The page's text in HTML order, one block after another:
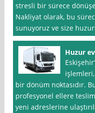
stresli bir sürece
Nakliyat olarak, bu
sunuyoruz ve size
Huzur
bir dönüm noktasıdır.
profesyonel ellere
yeni adreslerine